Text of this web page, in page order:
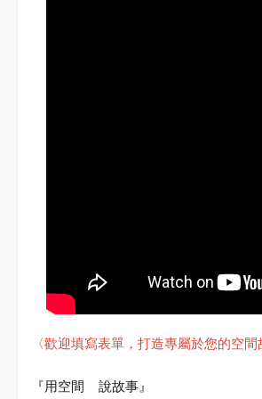
〈歡迎填寫表單，打造專屬於您的空間
『用空間 說故事』